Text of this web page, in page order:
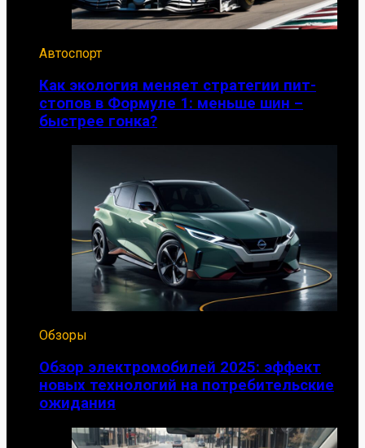
Автоспорт
Как экология меняет стратегии пит-
стопов в Формуле 1: меньше шин –
быстрее гонка?
Обзоры
Обзор электромобилей 2025: эффект
новых технологий на потребительские
ожидания